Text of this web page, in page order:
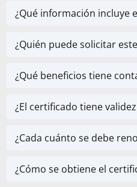
clientes o proveedores
salud tributaria de tu
¿Qué información incluye
declaraciones juradas,
tributarias del último
¿Quién puede solicitar
grandes empresas, que
tributaria y comercial.
¿Qué beneficios tiene
de inversión o crédito, y
observaciones del SII.
¿El certificado tiene
por expertos tributarios
del contribuyente,
¿Cada cuánto se debe
semestral, según el
empresa.
¿Cómo se obtiene el